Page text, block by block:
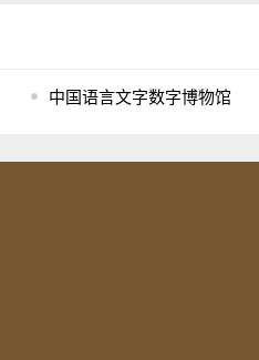
中国语言文字数字博物馆